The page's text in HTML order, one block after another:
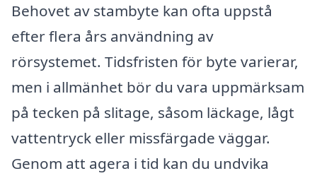
Behovet av stambyte kan ofta uppstå
efter flera års användning av
rörsystemet. Tidsfristen för byte varierar,
men i allmänhet bör du vara uppmärksam
på tecken på slitage, såsom läckage, lågt
vattentryck eller missfärgade väggar.
Genom att agera i tid kan du undvika